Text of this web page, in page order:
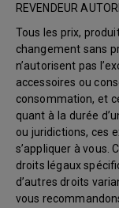
REVENDEUR
Tous les prix,
changement sans
n’autorisent pas
accessoires ou
consommation, et
quant à la durée
ou juridictions, ces
s’appliquer à vous.
droits légaux
d’autres droits
vous